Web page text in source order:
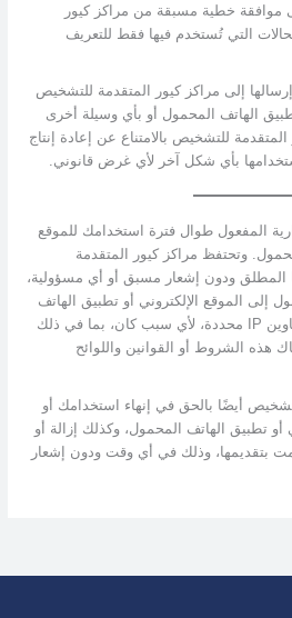
موافقة خطية مسبقة من مراكز كيور
التي تُستخدم فيها فقط للتعريف
إلى مراكز كيور المتقدمة للتشخيص
الهاتف المحمول أو بأي وسيلة أخرى
للتشخيص بالامتناع عن إعادة إنتاج
بأي شكل آخر لأي غرض قانوني.
المفعول طوال فترة استخدامك للموقع
وتحتفظ مراكز كيور المتقدمة
المطلق ودون إشعار مسبق أو أي مسؤولية،
إلى الموقع الإلكتروني أو تطبيق الهاتف
المحمول، بما في ذلك حظر عناوين IP محددة، لأي سبب كان، بما في ذلك
هذه الشروط أو القوانين واللوائح
أيضًا بالحق في إنهاء استخدامك أو
تطبيق الهاتف المحمول، وكذلك إزالة أو
بتقديمها، وذلك في أي وقت ودون إشعار